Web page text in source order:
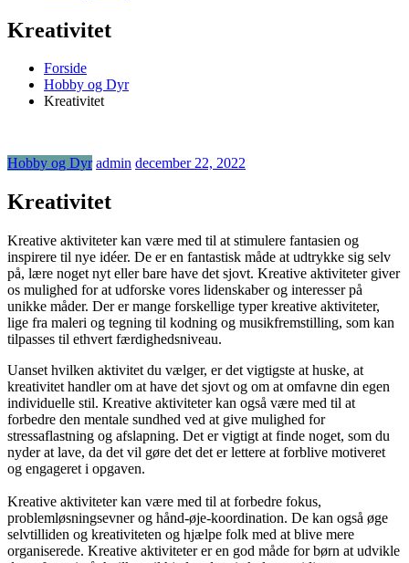
Kreativitet
Forside
Hobby og Dyr
Kreativitet
Hobby og Dyr admin december 22, 2022
Kreativitet
Kreative aktiviteter kan være med til at stimulere fantasien og
inspirere til nye idéer. De er en fantastisk måde at udtrykke sig selv
på, lære noget nyt eller bare have det sjovt. Kreative aktiviteter giver
os mulighed for at udforske vores lidenskaber og interesser på
unikke måder. Der er mange forskellige typer kreative aktiviteter,
lige fra maleri og tegning til kodning og musikfremstilling, som kan
tilpasses til ethvert færdighedsniveau.
Uanset hvilken aktivitet du vælger, er det vigtigste at huske, at
kreativitet handler om at have det sjovt og om at omfavne din egen
individuelle stil. Kreative aktiviteter kan også være med til at
forbedre den mentale sundhed ved at give mulighed for
stressaflastning og afslapning. Det er vigtigt at finde noget, som du
nyder at lave, da det vil gøre det det er lettere at forblive motiveret
og engageret i opgaven.
Kreative aktiviteter kan være med til at forbedre fokus,
problemløsningsevner og hånd-øje-koordination. De kan også øge
selvtilliden og kreativiteten og hjælpe folk med at blive mere
organiserede. Kreative aktiviteter er en god måde for børn at udvikle